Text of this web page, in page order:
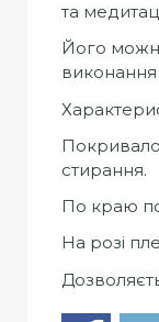
та
Його
виконання
Покривало
стирання.
По краю
На розі